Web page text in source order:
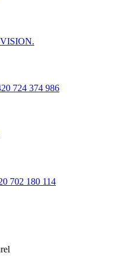
724 374 986
702 180 114